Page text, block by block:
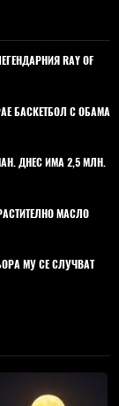
RAY OF
БАСКЕТБОЛ С ОБАМА
ДНЕС ИМА 2,5 МЛН.
МАСЛО
МУ СЕ СЛУЧВАТ